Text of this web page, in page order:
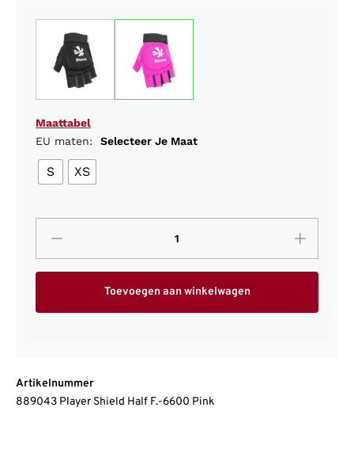
Maattabel
EU maten:
Selecteer Je Maat
S XS
Toevoegen aan winkelwagen
Artikelnummer
889043 Player Shield Half F.-6600 Pink